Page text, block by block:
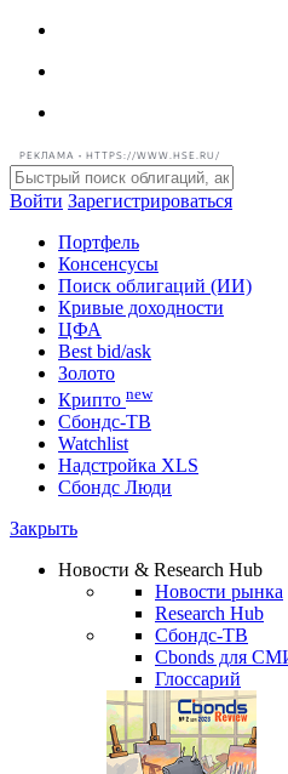
РЕКЛАМА • HTTPS://WWW.HSE.RU/
Войти Зарегистрироваться
Портфель
Консенсусы
Поиск облигаций (ИИ)
Кривые доходности
ЦФА
Best bid/ask
Золото
Крипто new
Watchlist
Сбондс Люди
Новости & Research Hub
Новости рынка
Research Hub
Сбондс-ТВ
Cbonds для СМИ
Глоссарий